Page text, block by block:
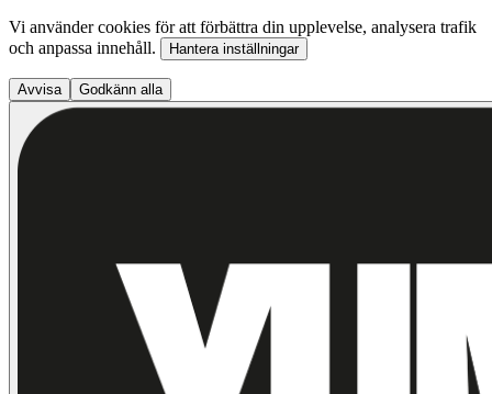
Vi använder cookies för att förbättra din upplevelse, analysera trafik
och anpassa innehåll.
Hantera inställningar
Avvisa Godkänn alla